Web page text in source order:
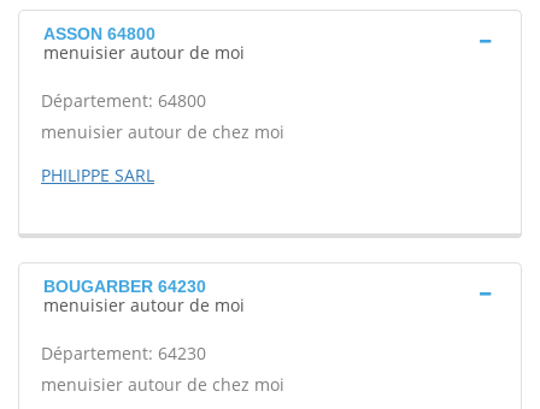
ASSON 64800
menuisier autour de moi
Département: 64800
menuisier autour de chez moi
PHILIPPE SARL
BOUGARBER 64230
menuisier autour de moi
Département: 64230
menuisier autour de chez moi